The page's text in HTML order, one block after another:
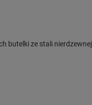
butelki ze stali